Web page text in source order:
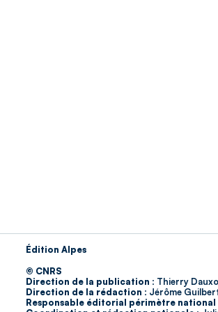
Édition Alpes
© CNRS
Direction de la publication : Thierry
Direction de la rédaction : Jérôme
Responsable éditorial périmètre national